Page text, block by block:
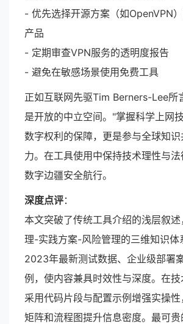
- 优先选择开源方案（如OpenVPN
产品
- 定期审查VPN服务的透明度报告
- 避免在敏感场景使用免费工具
正如互联网先驱Tim Berners-Lee所
是开放的中立空间。"掌握科学上网
数字权利的保障，更是参与全球知
力。在工具使用中保持技术理性与
数字边疆安全航行。
深度点评：
本文突破了传统工具介绍的浅层叙
理-实践方案-风险管理的三维知识体
2023年最新测试数据、企业级部署
例，使内容兼具时效性与深度。在技
采用代码片段与配置示例增强实操
矩阵和流程图提升信息密度。最可